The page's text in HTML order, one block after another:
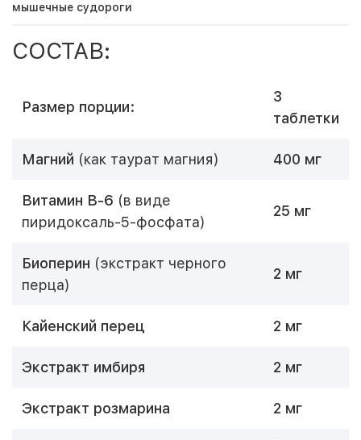
мышечные судороги
СОСТАВ:
Размер порции:
3
таблетки
Магний (как таурат магния) 400 мг
Витамин B-6 (в виде
пиридоксаль-5-фосфата)
25 мг
Биоперин (экстракт черного
перца)
2 мг
Кайенский перец 2 мг
Экстракт имбиря 2 мг
Экстракт розмарина 2 мг